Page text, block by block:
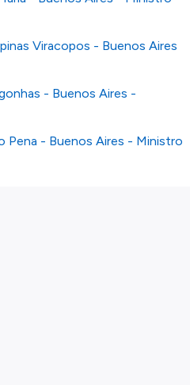
Viracopos - Buenos Aires
- Buenos Aires -
Pena - Buenos Aires - Ministro